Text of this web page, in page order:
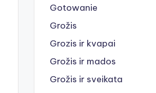
Gotowanie
Grožis
Grozis ir kvapai
Grožis ir mados
Grožis ir sveikata